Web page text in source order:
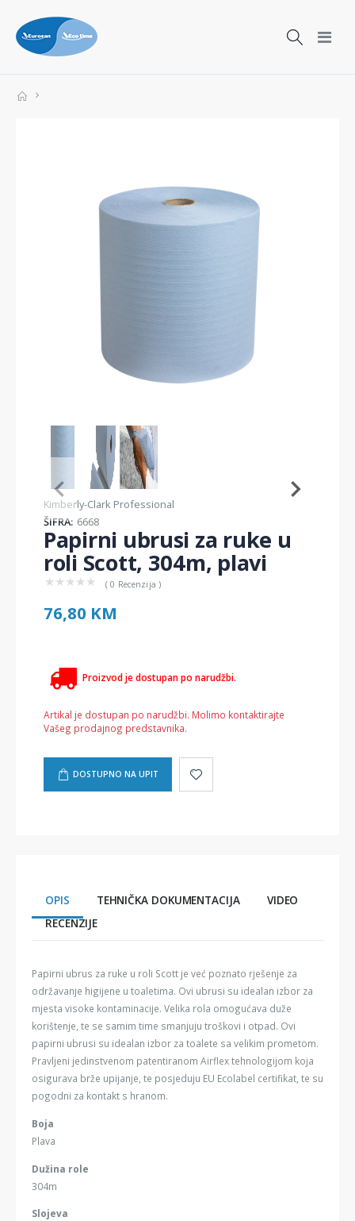
Item
1
of
3
Kimberly-Clark Professional
ŠIFRA: 6668
Papirni ubrusi za ruke u
roli Scott, 304m, plavi
★ ★ ★ ★ ★ ( 0 Recenzija )
76,80 KM
Proizvod je dostupan po narudžbi.
Artikal je dostupan po narudžbi. Molimo kontaktirajte
Vašeg prodajnog predstavnika.
DOSTUPNO NA UPIT
OPIS TEHNIČKA DOKUMENTACIJA
VIDEO
RECENZIJE
Papirni ubrus za ruke u roli Scott je već poznato rješenje za
održavanje higijene u toaletima. Ovi ubrusi su idealan izbor za
mjesta visoke kontaminacije. Velika rola omogućava duže
korištenje, te se samim time smanjuju troškovi i otpad. Ovi
papirni ubrusi su idealan izbor za toalete sa velikim prometom.
Pravljeni jedinstvenom patentiranom Airflex tehnologijom koja
osigurava brže upijanje, te posjeduju EU Ecolabel certifikat, te su
pogodni za kontakt s hranom.
Boja
Plava
Dužina role
304m
Slojeva